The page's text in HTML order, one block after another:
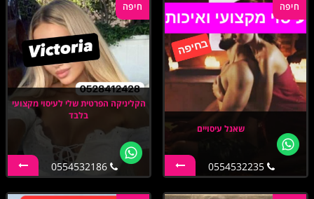
חיפה
שאנל עיסויים
0554532235
חיפה
הקליניקה הפרטית שלי לעיסוי מקצועי
בלבד
0554532186